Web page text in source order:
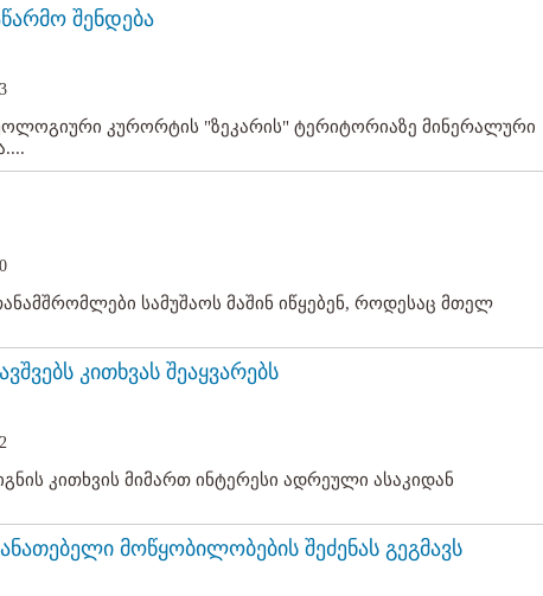
შენდება
კურორტის "ზეკარის" ტერიტორიაზე მინერალური
სამუშაოს მაშინ იწყებენ, როდესაც მთელ
კითხვას შეაყვარებს
კითხვის მიმართ ინტერესი ადრეული ასაკიდან
მოწყობილობების შეძენას გეგმავს